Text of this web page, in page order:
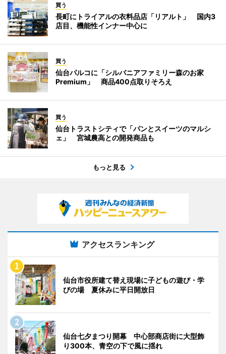
買う
長町にトライアルの衣料品店「リアルト」 国内3
店目、機能性インナー中心に
買う
仙台パルコに「シルバニアファミリー森のお家
Premium」 商品400点取りそろえ
買う
仙台トラストシティで「パンとスイーツのマルシ
ェ」 宮城農高との開発商品も
もっと見る
アクセスランキング
仙台市役所建て替え現場に子どもの遊び・学
びの場 夏休みに平日開放日
仙台七夕まつり開幕 中心部商店街に大型飾
り300本、青空の下で風に揺れ